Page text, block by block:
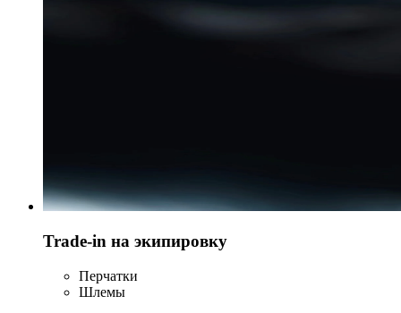
Trade-in на экипировку
Перчатки
Шлемы